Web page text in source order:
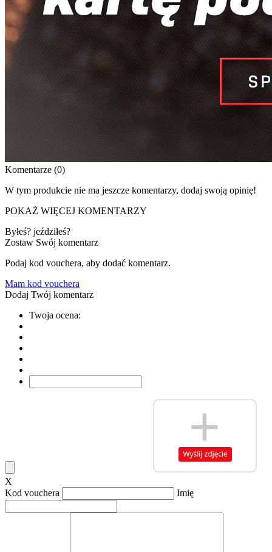
Komentarze (0)
W tym produkcie nie ma jeszcze komentarzy, dodaj swoją opinię!
POKAŻ WIĘCEJ KOMENTARZY
Byłeś? jeździłeś?
Zostaw Swój komentarz
Podaj kod vouchera, aby dodać komentarz.
Mam kod vouchera
Dodaj Twój komentarz
Twoja ocena:
X
Kod vouchera
Imię